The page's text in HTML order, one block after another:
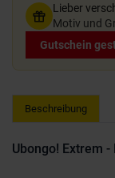
Lieber
Motiv und
Gutschein
Beschreibung
Ubongo! Extrem